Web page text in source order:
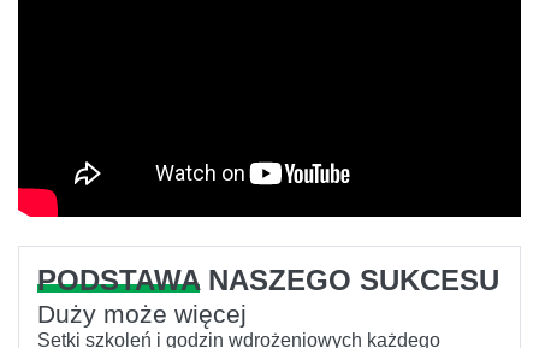
PODSTAWANASZEGO SUKCESU
Duży może więcej
Setki szkoleń i godzin wdrożeniowych każdego